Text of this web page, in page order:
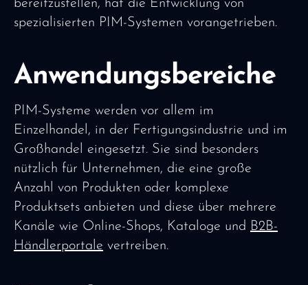
bereitzustellen, hat die Entwicklung von
spezialisierten PIM-Systemen vorangetrieben.
Anwendungsbereiche
PIM-Systeme werden vor allem im
Einzelhandel, in der Fertigungsindustrie und im
Großhandel eingesetzt. Sie sind besonders
nützlich für Unternehmen, die eine große
Anzahl von Produkten oder komplexe
Produktsets anbieten und diese über mehrere
Kanäle wie Online-Shops, Kataloge und B2B-
Händlerportale vertreiben.